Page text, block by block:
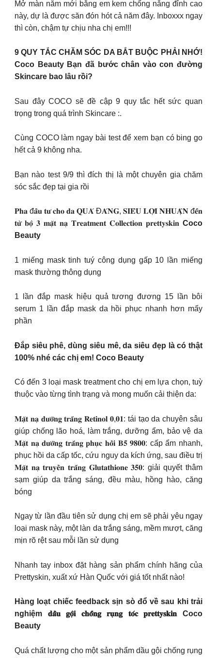
Mở màn năm mới bằng em kem chống nắng đỉnh cao
này, dự là được săn đón hót cả năm đây. Inboxxx ngay
thì còn, chậm tự chịu nha chị em!!!
9 QUY TẮC CHĂM SÓC DA BẮT BUỘC PHẢI NHỚ!
Coco Beauty Bạn đã bước chân vào con đường
Skincare bao lâu rồi?
Sau đây COCO sẽ đề cập 9 quy tắc hết sức quan
trọng trong quá trình Skincare :.
Cùng COCO làm ngay bài test để xem bạn có bing go
hết cả 9 không nha.
Bạn nào test 9/9 thì đích thị là một chuyên gia chăm
sóc sắc đẹp tại gia rồi
𝐏𝐡𝐚 đ𝐚̂̀𝐮 𝐭𝐮̛ 𝐜𝐡𝐨 𝐝𝐚 𝐐𝐔𝐀́ Đ𝐀́𝐍𝐆, 𝐒𝐈𝐄̂𝐔 𝐋𝐎̛̣𝐈 𝐍𝐇𝐔𝐀̣̂𝐍 đ𝐞̂́𝐧
𝐭𝐮̛̀ 𝐛𝐨̣̂ 𝟑 𝐦𝐚̣̆𝐭 𝐧𝐚̣ 𝐓𝐫𝐞𝐚𝐭𝐦𝐞𝐧𝐭 𝐂𝐨𝐥𝐥𝐞𝐜𝐭𝐢𝐨𝐧 𝐩𝐫𝐞𝐭𝐭𝐲𝐬𝐤𝐢𝐧 Coco
Beauty
1 miếng mask tinh tuý công dụng gấp 10 lần miếng
mask thường thông dụng
1 lần đắp mask hiệu quả tương đương 15 lần bôi
serum 1 lần đắp mask da hồi phục nhanh hơn mấy
phần
Đắp siêu phê, dùng siêu mê, da siêu đẹp là có thật
100% nhé các chị em! Coco Beauty
Có đến 3 loại mask treatment cho chị em lựa chọn, tuỳ
thuộc vào từng tình trạng và mong muốn cải thiện da:
𝐌𝐚̣̆𝐭 𝐧𝐚̣ 𝐝𝐮̛𝐨̛̃𝐧𝐠 𝐭𝐫𝐚̆́𝐧𝐠 𝐑𝐞𝐭𝐢𝐧𝐨𝐥 𝟎,𝟎𝟏: tái tạo da chuyên sâu
giúp chống lão hoá, làm trắng, dưỡng ẩm, bảo vệ da
𝐌𝐚̣̆𝐭 𝐧𝐚̣ 𝐝𝐮̛𝐨̛̃𝐧𝐠 𝐭𝐫𝐚̆́𝐧𝐠 𝐩𝐡𝐮̣𝐜 𝐡𝐨̂̀𝐢 𝐁𝟓 𝟗𝟖𝟎𝟎: cấp ẩm nhanh,
phục hồi da cấp tốc, cứu nguy da kích ứng, sau điều trị
𝐌𝐚̣̆𝐭 𝐧𝐚̣ 𝐭𝐫𝐮𝐲𝐞̂̀𝐧 𝐭𝐫𝐚̆́𝐧𝐠 𝐆𝐥𝐮𝐭𝐚𝐭𝐡𝐢𝐨𝐧𝐞 𝟑𝟓𝟎: giải quyết thâm
sạm giúp da trắng sáng, đều màu, hồng hào, căng
bóng
Ngay từ lần đầu tiên sử dụng chị em sẽ phải yêu ngay
loại mask này, một làn da trắng sáng, mềm mượt, căng
mịn rõ rệt sau mỗi lần sử dụng
Nhanh tay inbox đặt hàng sản phẩm chính hãng của
Prettyskin, xuất xứ Hàn Quốc với giá tốt nhất nào!
Hàng loạt chiếc feedback sịn sò đổ về sau khi trải
nghiệm 𝐝𝐚̂̀𝐮 𝐠𝐨̣̂𝐢 𝐜𝐡𝐨̂́𝐧𝐠 𝐫𝐮̣𝐧𝐠 𝐭𝐨́𝐜 𝐩𝐫𝐞𝐭𝐭𝐲𝐬𝐤𝐢𝐧 Coco
Beauty
Quá chất lượng cho một sản phẩm dầu gội chống rụng